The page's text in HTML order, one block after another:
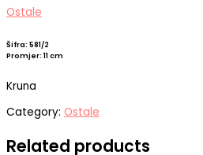
Ostale
Šifra: 581/2
Promjer: 11 cm
Kruna
Category: Ostale
Related products